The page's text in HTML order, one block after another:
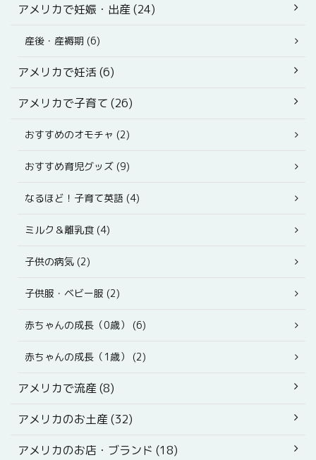
アメリカで妊娠・出産 (24)
産後・産褥期 (6)
アメリカで妊活 (6)
アメリカで子育て (26)
おすすめのオモチャ (2)
おすすめ育児グッズ (9)
なるほど！子育て英語 (4)
ミルク＆離乳食 (4)
子供の病気 (2)
子供服・ベビー服 (2)
赤ちゃんの成長（0歳） (6)
赤ちゃんの成長（1歳） (2)
アメリカで流産 (8)
アメリカのお土産 (32)
アメリカのお店・ブランド (18)